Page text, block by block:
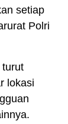
setiap
Polri
turut
lokasi